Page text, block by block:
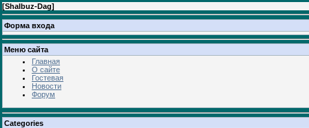
[Shalbuz-Dag]
Форма входа
Меню сайта
Главная
О сайте
Гостевая
Новости
Форум
Categories